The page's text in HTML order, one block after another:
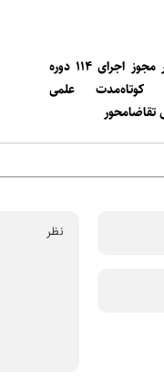
صدور مجوز اجرای ۱۱۴ دوره
کوتاه‌مدت علمی
تقاضامحور